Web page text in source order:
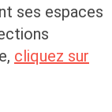
ses espaces
cliquez sur